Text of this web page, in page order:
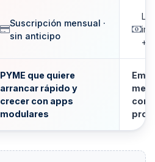
Suscripción mensual ·
sin anticipo
+
PYME que quiere
arrancar rápido y
crecer con apps
modulares
con